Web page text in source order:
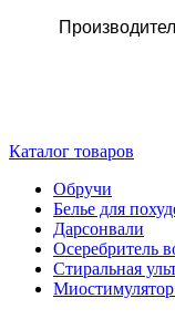
Каталог товаров
Обручи
Белье для
Дарсонвали
Осеребритель
Стиральная